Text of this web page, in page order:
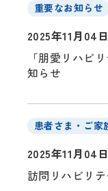
重要なお知らせ
2025年11月04日
「朋愛リハビ
知らせ
患者さま・ご家
2025年11月04日
訪問リハビリ